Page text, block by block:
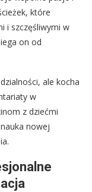
które
i szczęśliwymi w
on od
ale kocha
w
z dziećmi
nowej